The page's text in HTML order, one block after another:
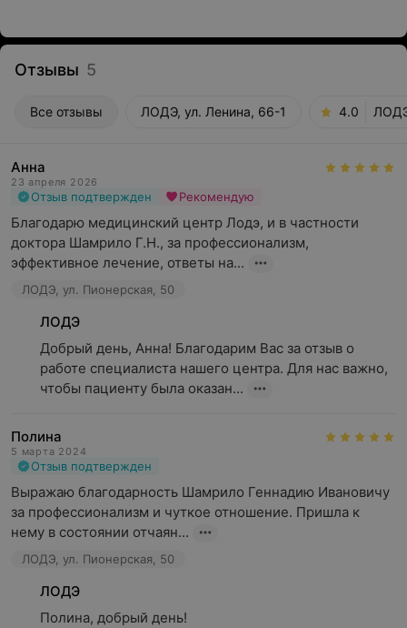
Отзывы 5
Все отзывы ЛОДЭ, ул. Ленина, 66-1 4.0
Анна
23 апреля 2026
Отзыв подтвержден Рекомендую
Благодарю медицинский центр Лодэ, и в частности
доктора Шамрило Г.Н., за профессионализм,
эффективное лечение, ответы на...
ЛОДЭ, ул. Пионерская, 50
ЛОДЭ
Добрый день, Анна! Благодарим Вас за отзыв о
работе специалиста нашего центра. Для нас важно,
чтобы пациенту была оказан...
Полина
5 марта 2024
Отзыв подтвержден
Выражаю благодарность Шамрило Геннадию Ивановичу
за профессионализм и чуткое отношение. Пришла к
нему в состоянии отчаян...
ЛОДЭ, ул. Пионерская, 50
ЛОДЭ
Полина, добрый день!